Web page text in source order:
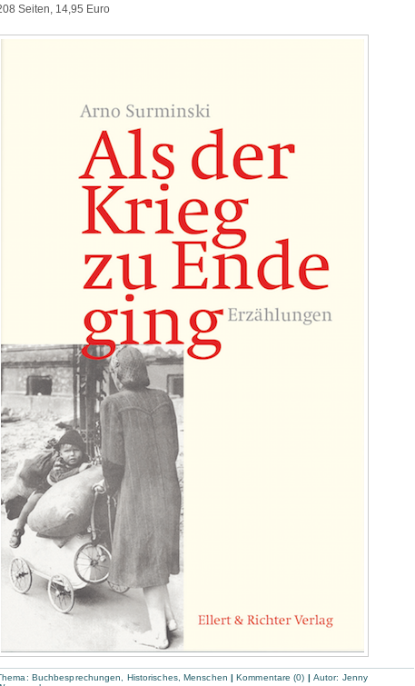
Seiten, 14,95 Euro
Buchbesprechungen Historisches,Menschen |Kommentare (0) | Autor: Jenny